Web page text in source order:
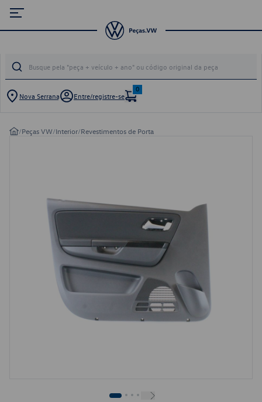
Nova Serrana Entre/registre-se
0
/Peças VW/Interior/Revestimentos de Porta